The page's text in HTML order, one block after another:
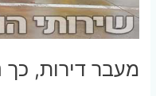
מעבר דירות, כך